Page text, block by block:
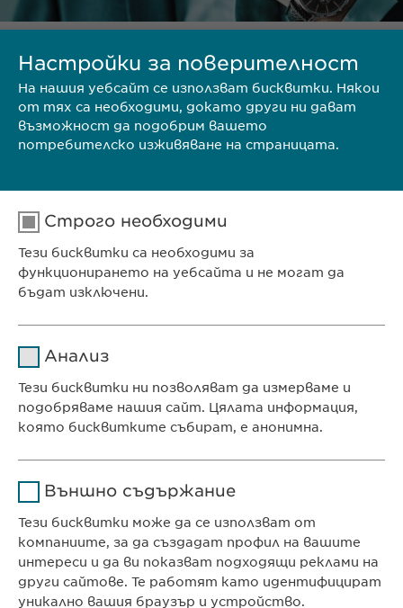
ТЕРИТОРИЯ
Ewopharma Ltd
ул. „8-ми декември“ № 13
КОНТАКТ
Телефон: +359 2 962 12 00
e-mail:info@ewopharma.bg
Настройки за поверителност
На нашия уебсайт се използват бисквитки. Някои
от тях са необходими, докато други ни дават
възможност да подобрим вашето
потребителско изживяване на страницата.
Строго необходими
Тези бисквитки са необходими за
функционирането на уебсайта и не могат да
бъдат изключени.
Продължителност 1 година
Цел
Съхранява състоянието
бисквитките на
потребителите.
Анализ
Тези бисквитки ни позволяват да измерваме и
подобряваме нашия сайт. Цялата информация,
която бисквитките събират, е анонимна.
Продължителност 1 day
Цел Generates statistical data.
Външно съдържание
Тези бисквитки може да се използват от
компаниите, за да създадат профил на вашите
интереси и да ви показват подходящи реклами на
други сайтове. Те работят като идентифицират
уникално вашия браузър и устройство.